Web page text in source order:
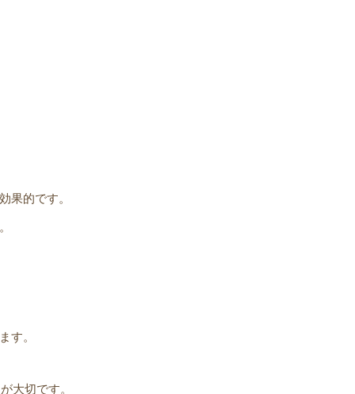
果的です。
す。
大切です。